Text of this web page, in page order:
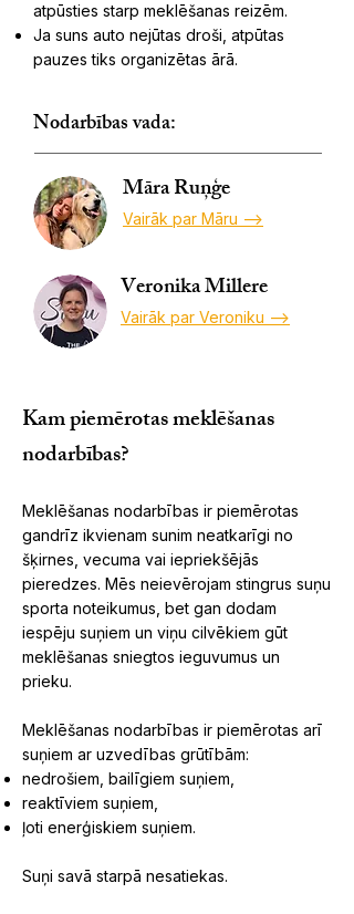
atpūsties starp meklēšanas reizēm.
Ja suns auto nejūtas droši, atpūtas
pauzes tiks organizētas ārā.
Nodarbības vada:
Māra Ruņģe
Vairāk par Māru -->
Veronika Millere
Vairāk par Veroniku -->
Kam piemērotas meklēšanas
nodarbības?
Meklēšanas nodarbības ir piemērotas
gandrīz ikvienam sunim neatkarīgi no
šķirnes, vecuma vai iepriekšējās
pieredzes. Mēs neievērojam stingrus suņu
sporta noteikumus, bet gan dodam
iespēju suņiem un viņu cilvēkiem gūt
meklēšanas sniegtos ieguvumus un
prieku.
Meklēšanas nodarbības ir piemērotas arī
suņiem ar uzvedības grūtībām:
nedrošiem, bailīgiem suņiem,
reaktīviem suņiem,
ļoti enerģiskiem suņiem.
Suņi savā starpā nesatiekas.